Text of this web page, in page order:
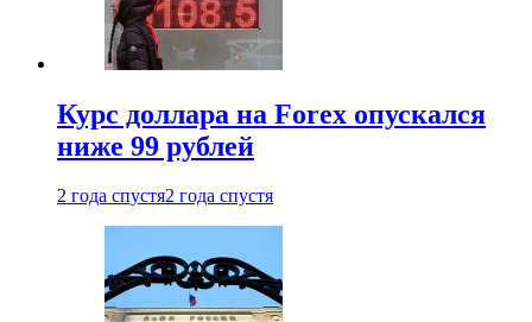
Курс доллара на Forex опускался
ниже 99 рублей
2 года спустя2 года спустя